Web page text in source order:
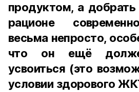
продуктом, а
рационе
весьма непросто,
что он ещё
усвоиться (это
условии здорового